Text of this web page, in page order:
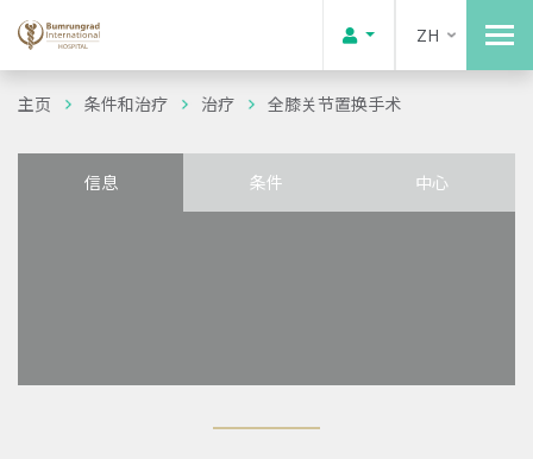
ZH
主页 条件和治疗 治疗 全膝关节置换手术
信息 条件 中心